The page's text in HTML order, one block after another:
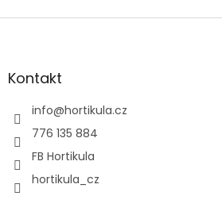
Z
aKontakt
info@hortikula.cz
776 135 884
FB Hortikula
hortikula_cz